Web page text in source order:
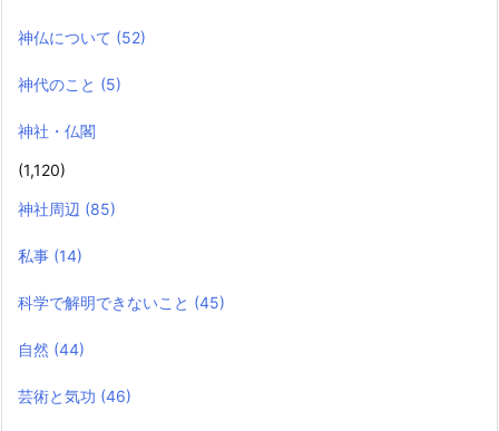
神仏について (52)
神代のこと (5)
神社・仏閣
(1,120)
神社周辺 (85)
私事 (14)
科学で解明できないこと (45)
自然 (44)
芸術と気功 (46)